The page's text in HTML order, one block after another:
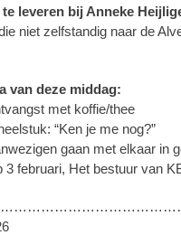
leveren bij Anneke
niet zelfstandig naar de
van deze middag:
met koffie/thee
“Ken je me nog?”
gaan met elkaar in
3 februari, Het bestuur van